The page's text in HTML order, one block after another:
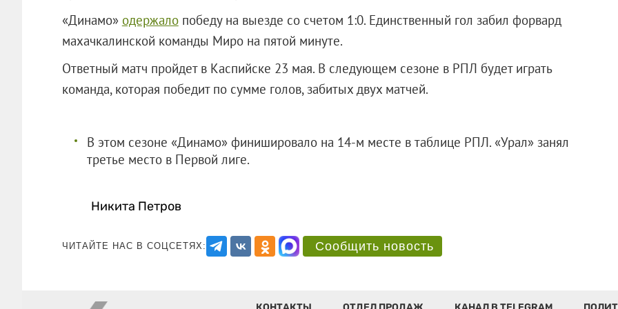
«Динамо» одержалопобеду на выезде со счетом 1:0. Единственный гол забил форвард
махачкалинской команды Миро на пятой минуте.
Ответный матч пройдет в Каспийске 23 мая. В следующем сезоне в РПЛ будет играть
команда, которая победит по сумме голов, забитых двух матчей.
В этом сезоне «Динамо» финишировало на 14-м месте в таблице РПЛ. «Урал» занял
третье место в Первой лиге.
Никита Петров
ЧИТАЙТЕ НАС В СОЦСЕТЯХ: Сообщить новость